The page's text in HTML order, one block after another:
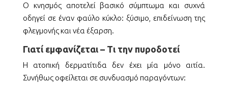
Ο κνησμός αποτελεί βασικό σύμπτωμα και συχνά
οδηγεί σε έναν φαύλο κύκλο: ξύσιμο, επιδείνωση της
φλεγμονής και νέα έξαρση.
Γιατί εμφανίζεται – Τι την πυροδοτεί
Η ατοπική δερματίτιδα δεν έχει μία μόνο αιτία.
Συνήθως οφείλεται σε συνδυασμό παραγόντων: